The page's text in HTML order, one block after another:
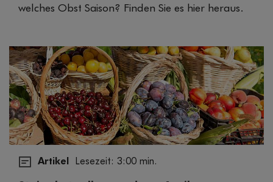
welches Obst Saison? Finden Sie es hier heraus.
Artikel Lesezeit: 3:00 min.